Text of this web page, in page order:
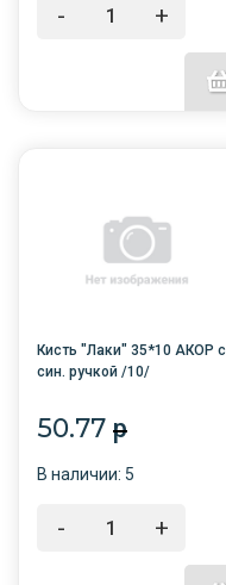
- +
Кисть "Лаки" 35*10 АКОР с
син. ручкой /10/
50.77 p
В наличии: 5
- +